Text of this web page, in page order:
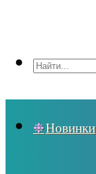
Новинки